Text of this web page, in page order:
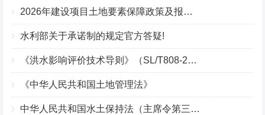
2026年建设项目土地要素保障政策及报批流程
水利部关于承诺制的规定官方答疑!
《洪水影响评价技术导则》（SL/T808-2025）核心解读
《中华人民共和国土地管理法》
中华人民共和国水土保持法（主席令第三十九号）